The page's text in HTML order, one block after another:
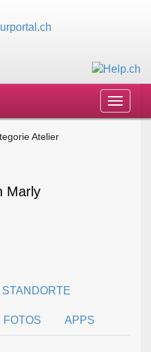
Toggle
Atelier
Marly
STANDORTE
FOTOS APPS